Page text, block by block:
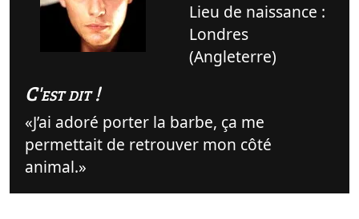
Lieu de naissance :
Londres
(Angleterre)
C'est dit !
J’ai adoré porter la barbe, ça me
permettait de retrouver mon côté
animal.